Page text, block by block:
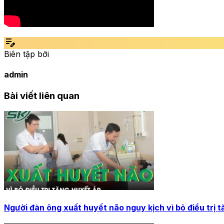
edit_note
Biên tập bởi
admin
Bài viết liên quan
Người đàn ông xuất huyết não nguy kịch vì bỏ điều trị